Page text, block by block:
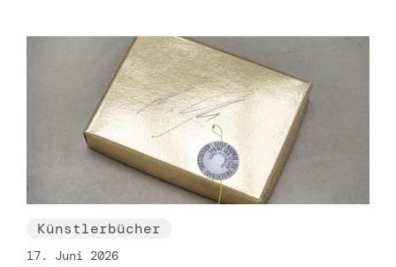
Künstlerbücher
17. Juni 2026